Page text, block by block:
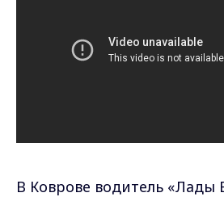
В Коврове водитель «Лады